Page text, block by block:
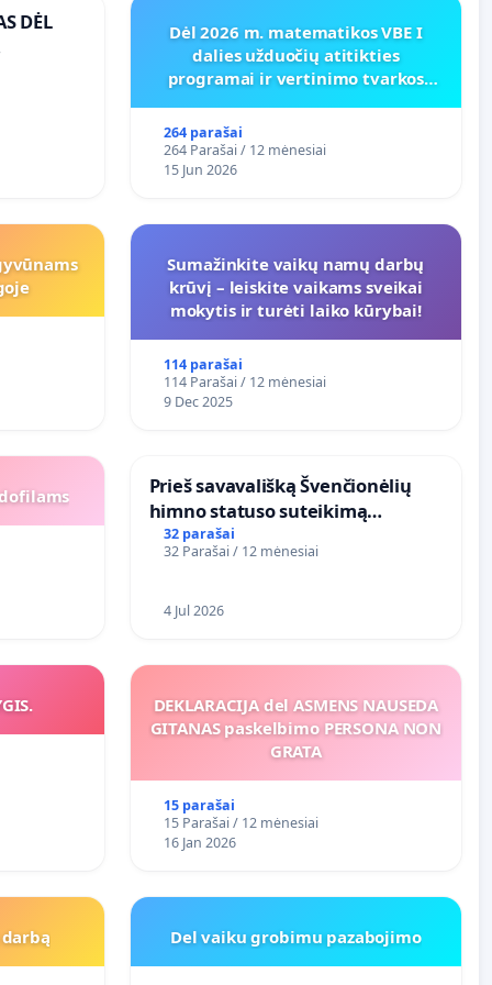
DĖL
Dėl 2026 m. matematikos VBE I
dalies užduočių atitikties
programai ir vertinimo tvarkos
264 parašai
264 Parašai / 12 mėnesiai
15 Jun 2026
Sumažinkite vaikų namų darbų
krūvį – leiskite vaikams sveikai
mokytis ir turėti laiko kūrybai!
114 parašai
114 Parašai / 12 mėnesiai
9 Dec 2025
​Prieš savavališką Švenčionėlių
himno statuso suteikimą
atlikėjos Živilės dainai
32 parašai
32 Parašai / 12 mėnesiai
4 Jul 2026
DEKLARACIJA del ASMENS NAUSEDA
GITANAS paskelbimo PERSONA NON
GRATA
15 parašai
15 Parašai / 12 mėnesiai
16 Jan 2026
Del vaiku grobimu pazabojimo